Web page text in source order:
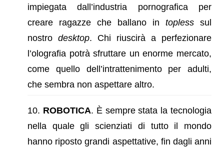
impiegata dall’industria pornografica per
creare ragazze che ballano in topless sul
nostro desktop. Chi riuscirà a perfezionare
l’olografia potrà sfruttare un enorme mercato,
come quello dell’intrattenimento per adulti,
che sembra non aspettare altro.
ROBOTICA. È sempre stata la tecnologia
nella quale gli scienziati di tutto il mondo
hanno riposto grandi aspettative, fin dagli anni